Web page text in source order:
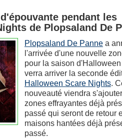
pendant les
de Plopsaland De
Plopsaland De Pannea
l'arrivée d'une nouvelle
pour la saison
verra arriver la seconde
Halloween Scare Nights.
nouveauté viendra
zones effrayantes déjà
passé qui seront de retour
maisons hantées déjà
passé.